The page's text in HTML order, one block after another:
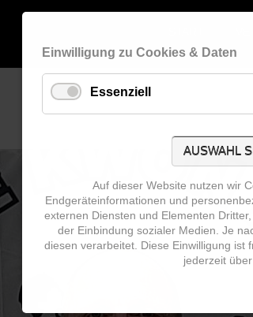
Einwilligung zu Cookies & Daten
Essenziell
AUSWAHL
Auf dieser Website nutzen wir
Endgeräteinformationen und
externen Diensten und Elementen
der Einbindung sozialer Medien. Je
diesen verarbeitet. Diese Einwilligung ist
jederzeit